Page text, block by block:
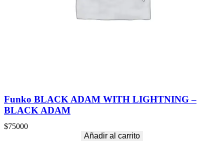
Funko BLACK ADAM WITH LIGHTNING –
BLACK ADAM
$75000
Añadir al carrito